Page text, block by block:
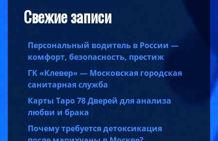
Свежие записи
Персональный водитель в России —
комфорт, безопасность, престиж
ГК «Клевер» — Московская городская
санитарная служба
Карты Таро 78 Дверей для анализа
любви и брака
Почему требуется детоксикация